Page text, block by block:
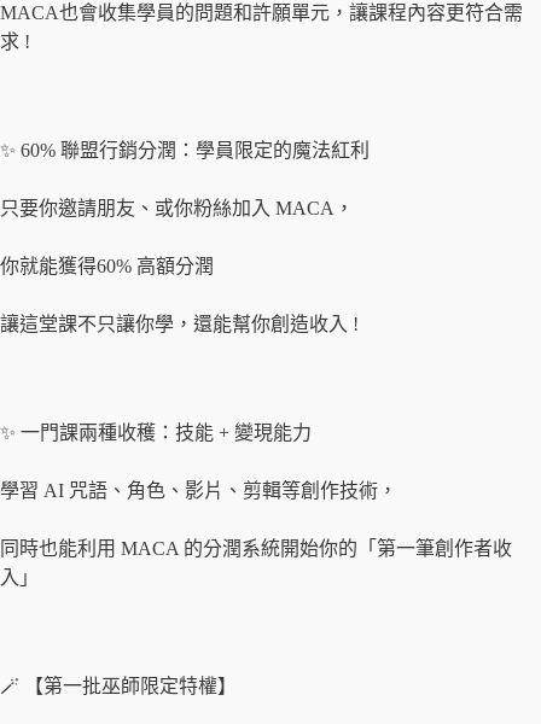
MACA也會收集學員的問題和許願單元，讓課程內容更符合需
求 !
✨ 60% 聯盟行銷分潤：學員限定的魔法紅利
只要你邀請朋友、或你粉絲加入 MACA，
你就能獲得60% 高額分潤
讓這堂課不只讓你學，還能幫你創造收入 !
✨ 一門課兩種收穫：技能 + 變現能力
學習 AI 咒語、角色、影片、剪輯等創作技術，
同時也能利用 MACA 的分潤系統開始你的「第一筆創作者收
入」
🪄 【第一批巫師限定特權】